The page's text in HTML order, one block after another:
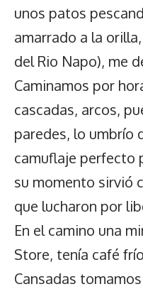
unos patos
amarrado a la
del Rio Napo), me
Caminamos por
cascadas, arcos,
paredes, lo umbrío
camuflaje perfecto
su momento sirvió
que lucharon por
En el camino una
Store, tenía café
Cansadas